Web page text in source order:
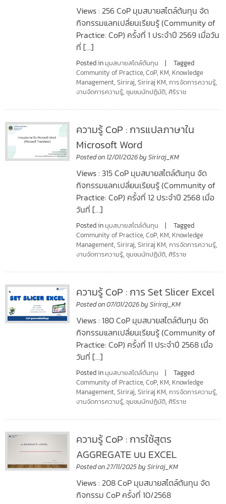
Views : 256 CoP มุมสบายสไตล์ต้นทุน จัด
กิจกรรมแลกเปลี่ยนเรียนรู้ (Community of
Practice: CoP) ครั้งที่ 1 ประจำปี 2569 เมื่อวัน
ที่ […]
Posted in มุมสบายสไตล์ต้นทุน
Tagged
Community of Practice,CoP, KM, Knowledge
Management,Siriraj,Siriraj KM,การจัดการความรู้,
งานจัดการความรู้,ชุมชนนักปฏิบัติ, ศิริราช
ความรู้ CoP : การแปลภาษาใน
Microsoft Word
Posted on 12/01/2026bySiriraj_KM
Views : 315 CoP มุมสบายสไตล์ต้นทุน จัด
กิจกรรมแลกเปลี่ยนเรียนรู้ (Community of
Practice: CoP) ครั้งที่ 12 ประจำปี 2568 เมื่อ
วันที่ […]
Posted in มุมสบายสไตล์ต้นทุน
Tagged
Community of Practice,CoP, KM, Knowledge
Management,Siriraj,Siriraj KM,การจัดการความรู้,
งานจัดการความรู้,ชุมชนนักปฏิบัติ, ศิริราช
ความรู้ CoP : การ Set Slicer Excel
Posted on07/01/2026bySiriraj_KM
Views : 180 CoP มุมสบายสไตล์ต้นทุน จัด
กิจกรรมแลกเปลี่ยนเรียนรู้ (Community of
Practice: CoP) ครั้งที่ 11 ประจำปี 2568 เมื่อ
วันที่ […]
Posted in มุมสบายสไตล์ต้นทุน
Tagged
Community of Practice,CoP, KM, Knowledge
Management,Siriraj,Siriraj KM,การจัดการความรู้,
งานจัดการความรู้,ชุมชนนักปฏิบัติ, ศิริราช
ความรู้ CoP : การใช้สูตร
AGGREGATE บน EXCEL
Posted on27/11/2025bySiriraj_KM
Views : 208 CoP มุมสบายสไตล์ต้นทุน จัด
กิจกรรม CoP ครั้งที่ 10/2568